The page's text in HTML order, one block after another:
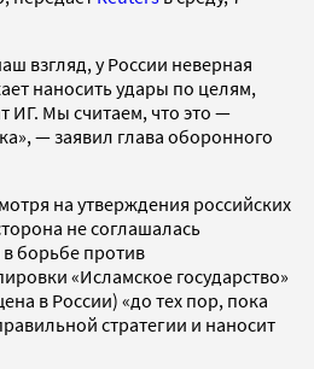
взгляд, у России неверная
наносить удары по целям,
ИГ. Мы считаем, что это —
— заявил глава оборонного
на утверждения российских
не соглашалась
борьбе против
«Исламское государство»
в России) «до тех пор, пока
стратегии и наносит